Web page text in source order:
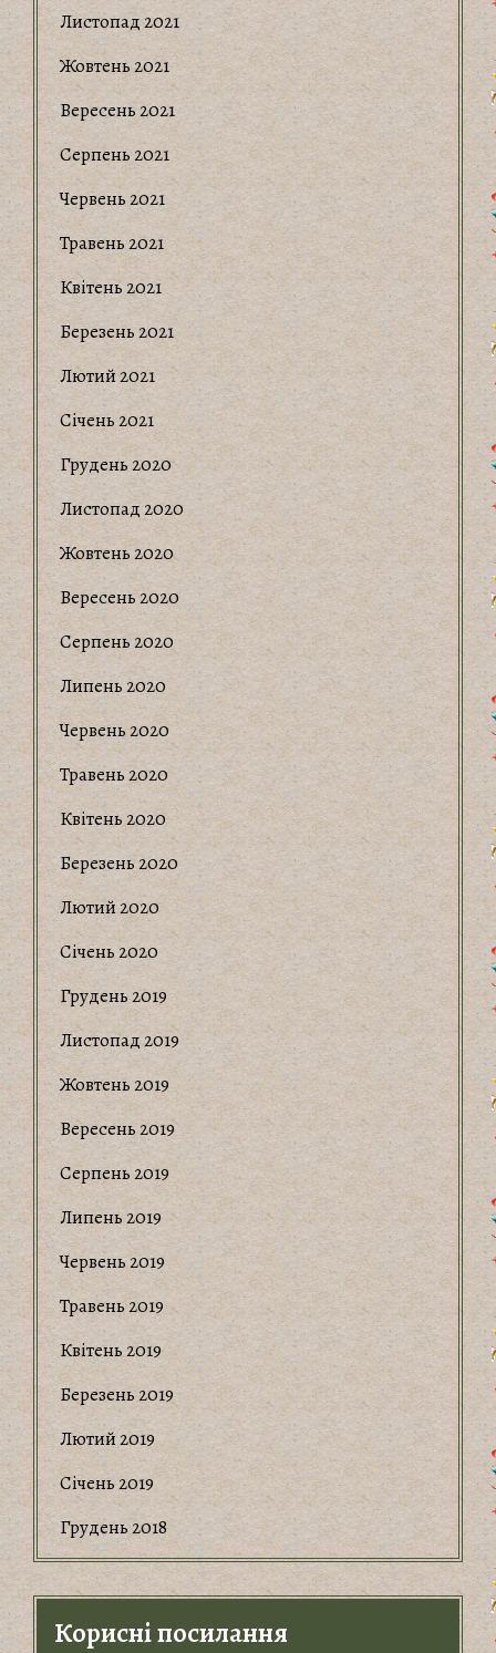
Листопад 2021
Жовтень 2021
Вересень 2021
Серпень 2021
Червень 2021
Травень 2021
Квітень 2021
Березень 2021
Лютий 2021
Січень 2021
Грудень 2020
Листопад 2020
Жовтень 2020
Вересень 2020
Серпень 2020
Липень 2020
Червень 2020
Травень 2020
Квітень 2020
Березень 2020
Лютий 2020
Січень 2020
Грудень 2019
Листопад 2019
Жовтень 2019
Вересень 2019
Серпень 2019
Липень 2019
Червень 2019
Травень 2019
Квітень 2019
Березень 2019
Лютий 2019
Січень 2019
Грудень 2018
Корисні посилання